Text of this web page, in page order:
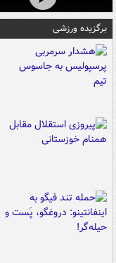
برگزیده ورزشی